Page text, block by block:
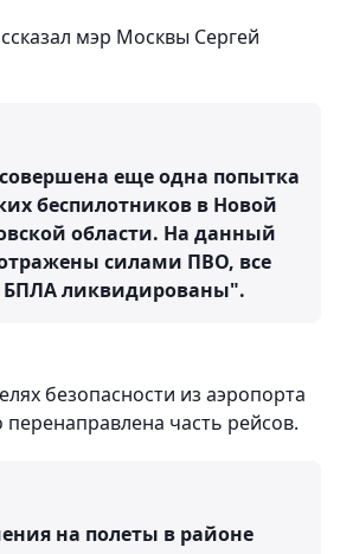
мэр Москвы Сергей
еще одна попытка
беспилотников в Новой
области. На данный
силами ПВО, все
ликвидированы".
безопасности из аэропорта
часть рейсов.
на полеты в районе